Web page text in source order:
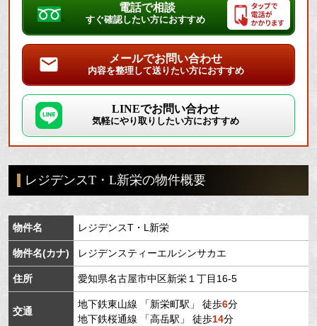
電話で相談
すぐ確認したい方におすすめ
メールでお問い合わせ
内容を整理して送りたい方におすすめ
LINEでお問い合わせ
気軽にやり取りしたい方におすすめ
レジデンスT・L新栄の物件概要
物件名 レジデンスT・L新栄
物件名(カナ) レジデンスティーエルシンサカエ
住所 愛知県名古屋市中区新栄１丁目16-5
交通
地下鉄東山線 「新栄町駅 」 徒歩6分
地下鉄桜通線 「高岳駅 」 徒歩14分